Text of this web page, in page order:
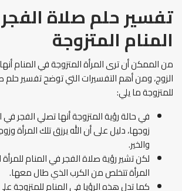
تفسير حلم صلاة
المنام المتزوجة
من الممكن أن ترى المرأة المتزوجة في المنام
الزوج، ومن أهم التفسيرات التي توضح تفسير حلم
للمتزوجة ما يلي:
في حالة رؤية المتزوجة أنها تصلي الفجر
زوجها، دليل على أن الله يرزق تلك المرأة
والخير.
لكن تشير رؤية صلاة الفجر في المنام للمرأة
المرأة تتخلص من الكرب الذي طال معها.
كما تدل هذه الرؤيا في المنام للمتزوجة